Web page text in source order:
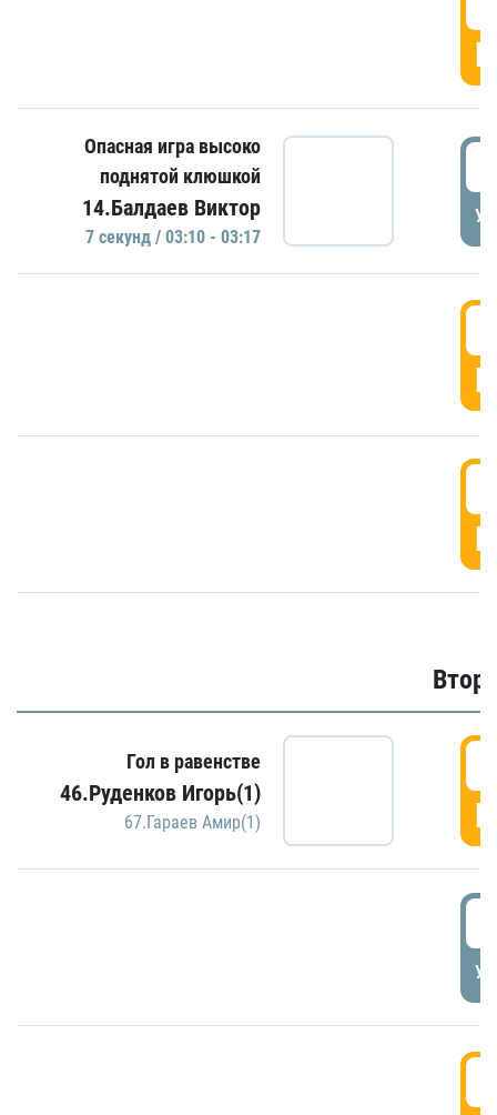
Опасная игра высоко
поднятой клюшкой
14.Балдаев Виктор
7 секунд / 03:10 - 03:17
Гол в равенстве
46.Руденков Игорь(1)
67.Гараев Амир(1)